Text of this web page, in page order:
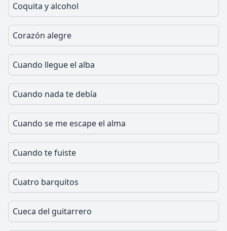
Coquita y alcohol
Corazón alegre
Cuando llegue el alba
Cuando nada te debía
Cuando se me escape el alma
Cuando te fuiste
Cuatro barquitos
Cueca del guitarrero